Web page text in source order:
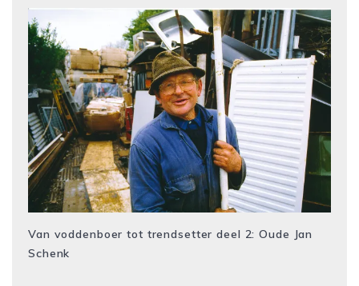
Van voddenboer tot trendsetter deel 2: Oude Jan
Schenk